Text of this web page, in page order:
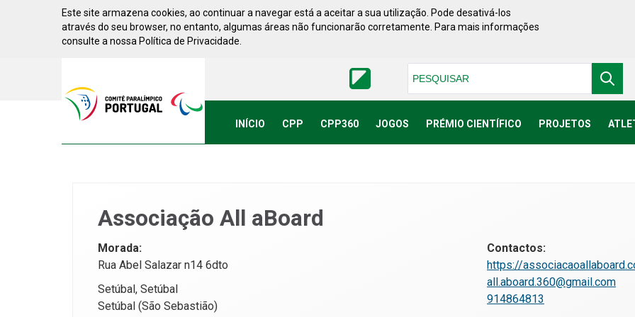
Saltar para conteúdoEste site armazena cookies, ao continuar a navegar está a aceitar a sua utilização. Pode desativá-los
através do seu browser, no entanto, algumas áreas não funcionarão corretamente. Para mais informações
consulte a nossa Política de Privacidade.
Paralimpico
de
Portugal
(Ir
INÍCIO CPP CPP360 JOGOS PRÉMIO CIENTÍFICO PROJETOS
Associação All aBoard
Morada:
Rua Abel Salazar n14 6dto
Setúbal, Setúbal
Setúbal (São Sebastião)
Contactos:
https://
all.aboard.360@gmail.com
914864813